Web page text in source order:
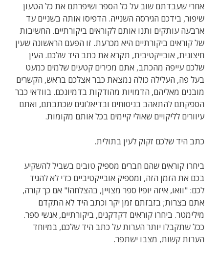
אחרי שעבדתם שוב על כל הספר ושיפרתם את כל הטעון
שיפור, בידכם הגירסה השנייה. הדפיסו אותה בשניים עד
ארבעה עותקים ותנו אותם לקוראים ביקורתיים. החשיבות
של קוראים ביקורתיים היא מכרעת. זו הפעם הראשונה שעין
חיצונית, אובייקטיבית, תקרא את כתב היד שלכם. העין
שלכם עייפה מהכתב, אתם מכירים קטעים שלמים כמעט
בעל פה, העלילה כולה נמצאת כבר אצלכם בראש, הקשרים
מובנים מאליהם, הדמויות מהודקות בדמיונכם. בוודאי כבר
הספקתם להתאהב בניסוחים ובדיאלוגים שכתבתם, ואתם
עיוורים לליקויים שאולי קיימים בכל אותם מקומות.
כתב היד שלכם זקוק לעין בתולית.
ביחרו קוראים שהם חברים מספיק טובים בשביל להשקיע
בכם את הזמן הזה, ומספיק אובייקטיביים כדי לא להגיד
לכם: "וואו, איזה יופי! ספר מצויין, בהצלחה!" אם כך קורה,
אתם בצרות; בזבזתם זמן יקר וכתב היד לא התקדם
מילימטר. ביחרו קוראים דקדקנים, ביקורתיים, אנשי ספר.
ככל שתקבלו יותר הערות על כתב היד שלכם, במיוחד
הערות קשות, מצבו ישתפר.